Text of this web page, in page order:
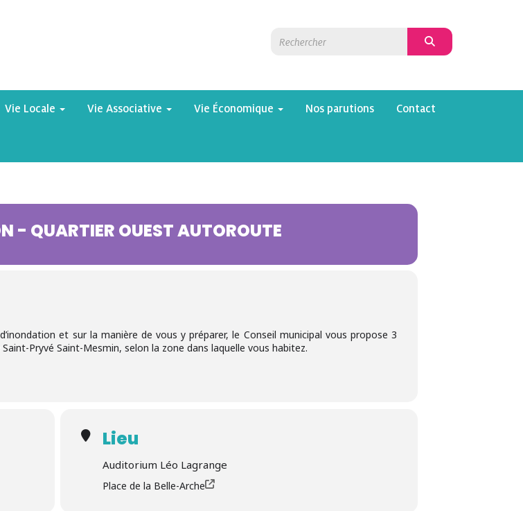
Vie Locale Vie Associative Vie Économique Nos parutions Contact
- QUARTIER OUEST AUTOROUTE
et sur la manière de vous y préparer, le Conseil municipal vous propose 3
Pryvé Saint-Mesmin, selon la zone dans laquelle vous habitez.
Lieu
Auditorium Léo Lagrange
Place de la Belle-Arche